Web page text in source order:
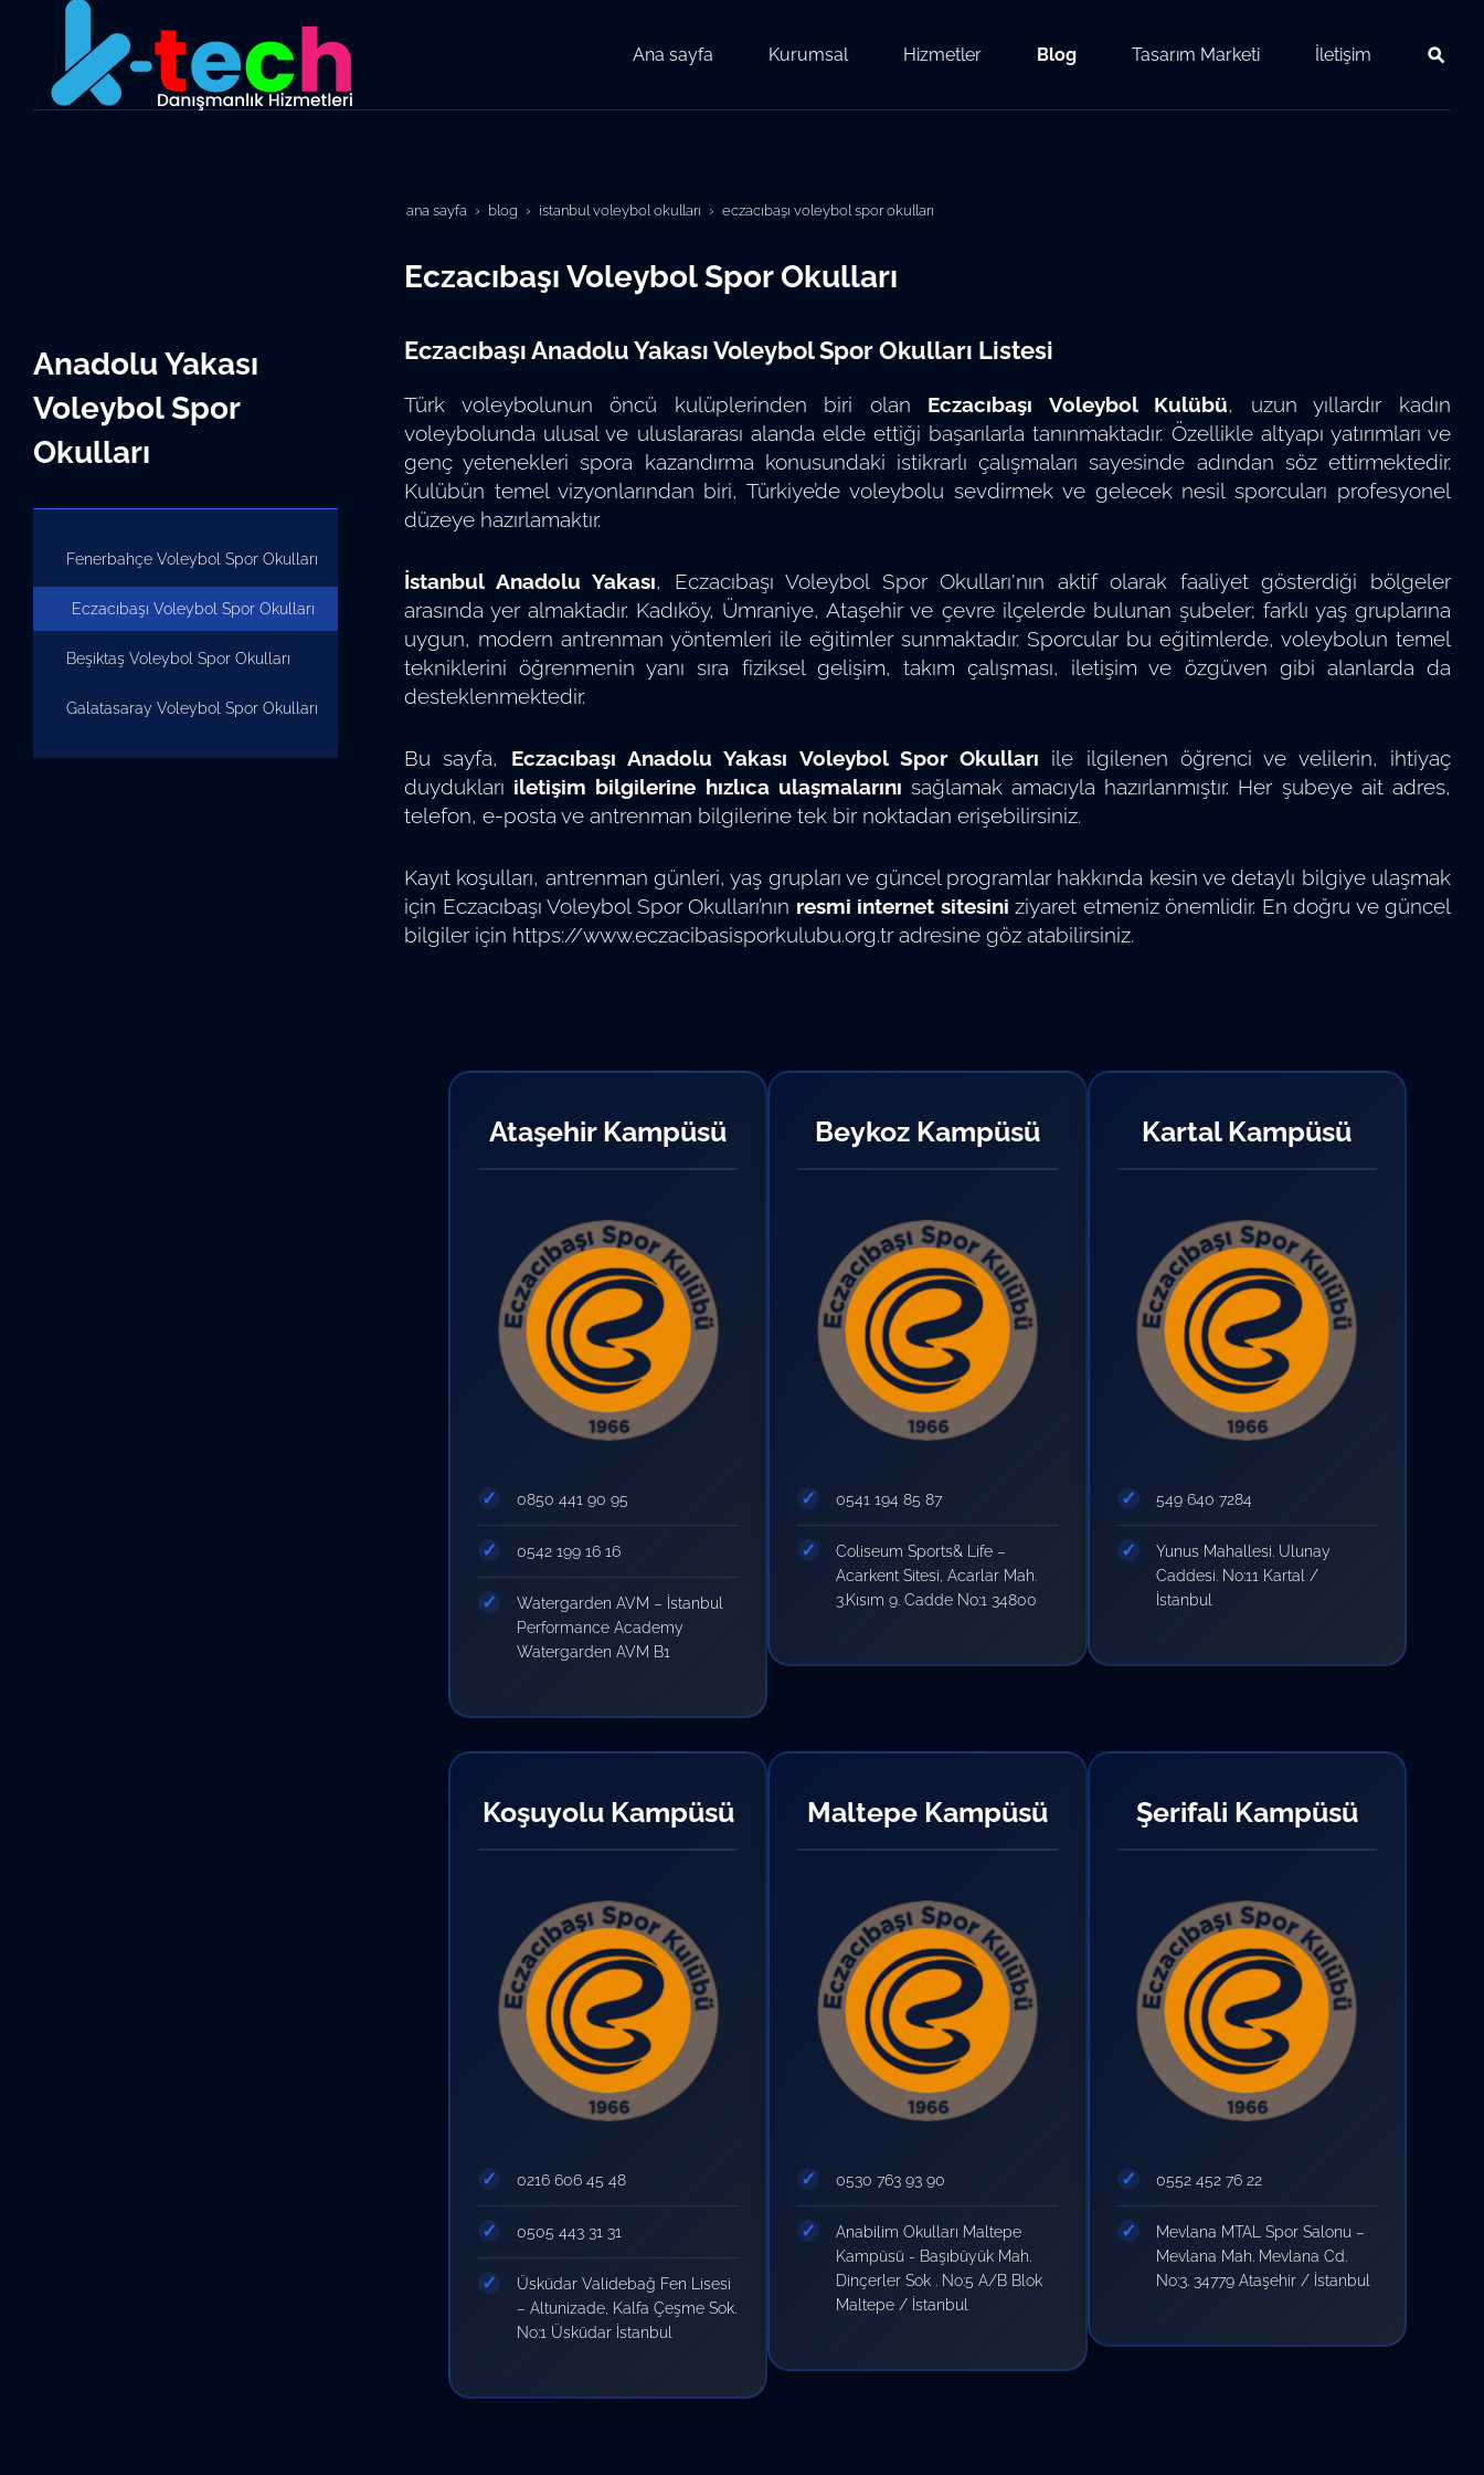
Ana sayfa Kurumsal Hizmetler Blog Tasarım Marketi İletişim
ana sayfa blog i̇stanbul voleybol okulları eczacıbaşı voleybol spor okulları
Eczacıbaşı Voleybol Spor Okulları
Eczacıbaşı Anadolu Yakası Voleybol Spor Okulları Listesi
Türk voleybolunun öncü kulüplerinden biri olan Eczacıbaşı Voleybol Kulübü, uzun yıllardır kadın
voleybolunda ulusal ve uluslararası alanda elde ettiği başarılarla tanınmaktadır. Özellikle altyapı yatırımları ve
genç yetenekleri spora kazandırma konusundaki istikrarlı çalışmaları sayesinde adından söz ettirmektedir.
Kulübün temel vizyonlarından biri, Türkiye’de voleybolu sevdirmek ve gelecek nesil sporcuları profesyonel
düzeye hazırlamaktır.
İstanbul Anadolu Yakası, Eczacıbaşı Voleybol Spor Okulları'nın aktif olarak faaliyet gösterdiği bölgeler
arasında yer almaktadır. Kadıköy, Ümraniye, Ataşehir ve çevre ilçelerde bulunan şubeler; farklı yaş gruplarına
uygun, modern antrenman yöntemleri ile eğitimler sunmaktadır. Sporcular bu eğitimlerde, voleybolun temel
tekniklerini öğrenmenin yanı sıra fiziksel gelişim, takım çalışması, iletişim ve özgüven gibi alanlarda da
desteklenmektedir.
Bu sayfa, Eczacıbaşı Anadolu Yakası Voleybol Spor Okulları ile ilgilenen öğrenci ve velilerin, ihtiyaç
duydukları iletişim bilgilerine hızlıca ulaşmalarını sağlamak amacıyla hazırlanmıştır. Her şubeye ait adres,
telefon, e-posta ve antrenman bilgilerine tek bir noktadan erişebilirsiniz.
Kayıt koşulları, antrenman günleri, yaş grupları ve güncel programlar hakkında kesin ve detaylı bilgiye ulaşmak
için Eczacıbaşı Voleybol Spor Okulları’nın resmi internet sitesini ziyaret etmeniz önemlidir. En doğru ve güncel
bilgiler için https://www.eczacibasisporkulubu.org.tradresine göz atabilirsiniz.
Ataşehir Kampüsü
0850 441 90 95
0542 199 16 16
Watergarden AVM – İstanbul
Performance Academy
Watergarden AVM B1
Beykoz Kampüsü
0541 194 85 87
Coliseum Sports& Life –
Acarkent Sitesi, Acarlar Mah.
3.Kısım 9. Cadde No:1 34800
Kartal Kampüsü
549 640 7284
Yunus Mahallesi. Ulunay
Caddesi. No:11 Kartal /
İstanbul
Koşuyolu Kampüsü
0216 606 45 48
0505 443 31 31
Üsküdar Validebağ Fen Lisesi
– Altunizade, Kalfa Çeşme Sok.
No:1 Üsküdar İstanbul
Maltepe Kampüsü
0530 763 93 90
Anabilim Okulları Maltepe
Kampüsü - Başıbüyük Mah.
Dinçerler Sok . No:5 A/B Blok
Maltepe / İstanbul
Şerifali Kampüsü
0552 452 76 22
Mevlana MTAL Spor Salonu –
Mevlana Mah. Mevlana Cd.
No:3. 34779 Ataşehir / İstanbul
Anadolu Yakası
Voleybol Spor
Okulları
Fenerbahçe Voleybol Spor Okulları
Eczacıbaşı Voleybol Spor Okulları
Beşiktaş Voleybol Spor Okulları
Galatasaray Voleybol Spor Okulları